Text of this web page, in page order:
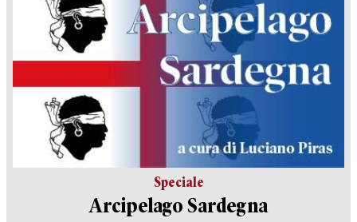
Speciale
Arcipelago Sardegna